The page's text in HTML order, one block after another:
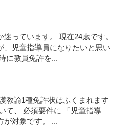
っています。 現在24歳です。
、児童指導員になりたいと思い
に教員免許を...
教諭1種免許状はふくまれます
て、 必須要件に 「児童指導
が対象です。 ...